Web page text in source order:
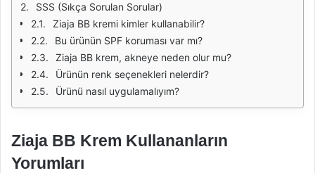
SSS (Sıkça Sorulan Sorular)
Ziaja BB kremi kimler kullanabilir?
Bu ürünün SPF koruması var mı?
Ziaja BB krem, akneye neden olur mu?
Ürünün renk seçenekleri nelerdir?
Ürünü nasıl uygulamalıyım?
Ziaja BB Krem Kullananların
Yorumları